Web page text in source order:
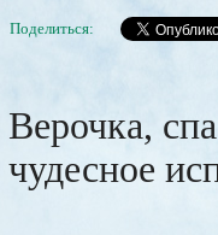
Поделиться:
Верочка,
чудесное